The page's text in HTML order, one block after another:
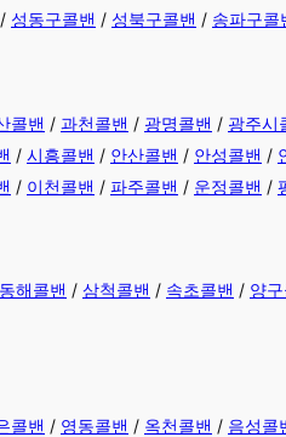
/ 성동구콜밴 / 성북구콜밴 / 송파구콜
콜밴 / 과천콜밴 / 광명콜밴 / 광주시
/ 시흥콜밴 / 안산콜밴 / 안성콜밴 /
/ 이천콜밴 / 파주콜밴 / 운정콜밴 /
동해콜밴 / 삼척콜밴 / 속초콜밴 / 양
콜밴 / 영동콜밴 / 옥천콜밴 / 음성콜